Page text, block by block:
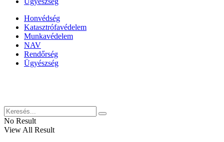
Honvédség
Katasztrófavédelem
Munkavédelem
NAV
Rendőrség
Ügyészség
No Result
View All Result